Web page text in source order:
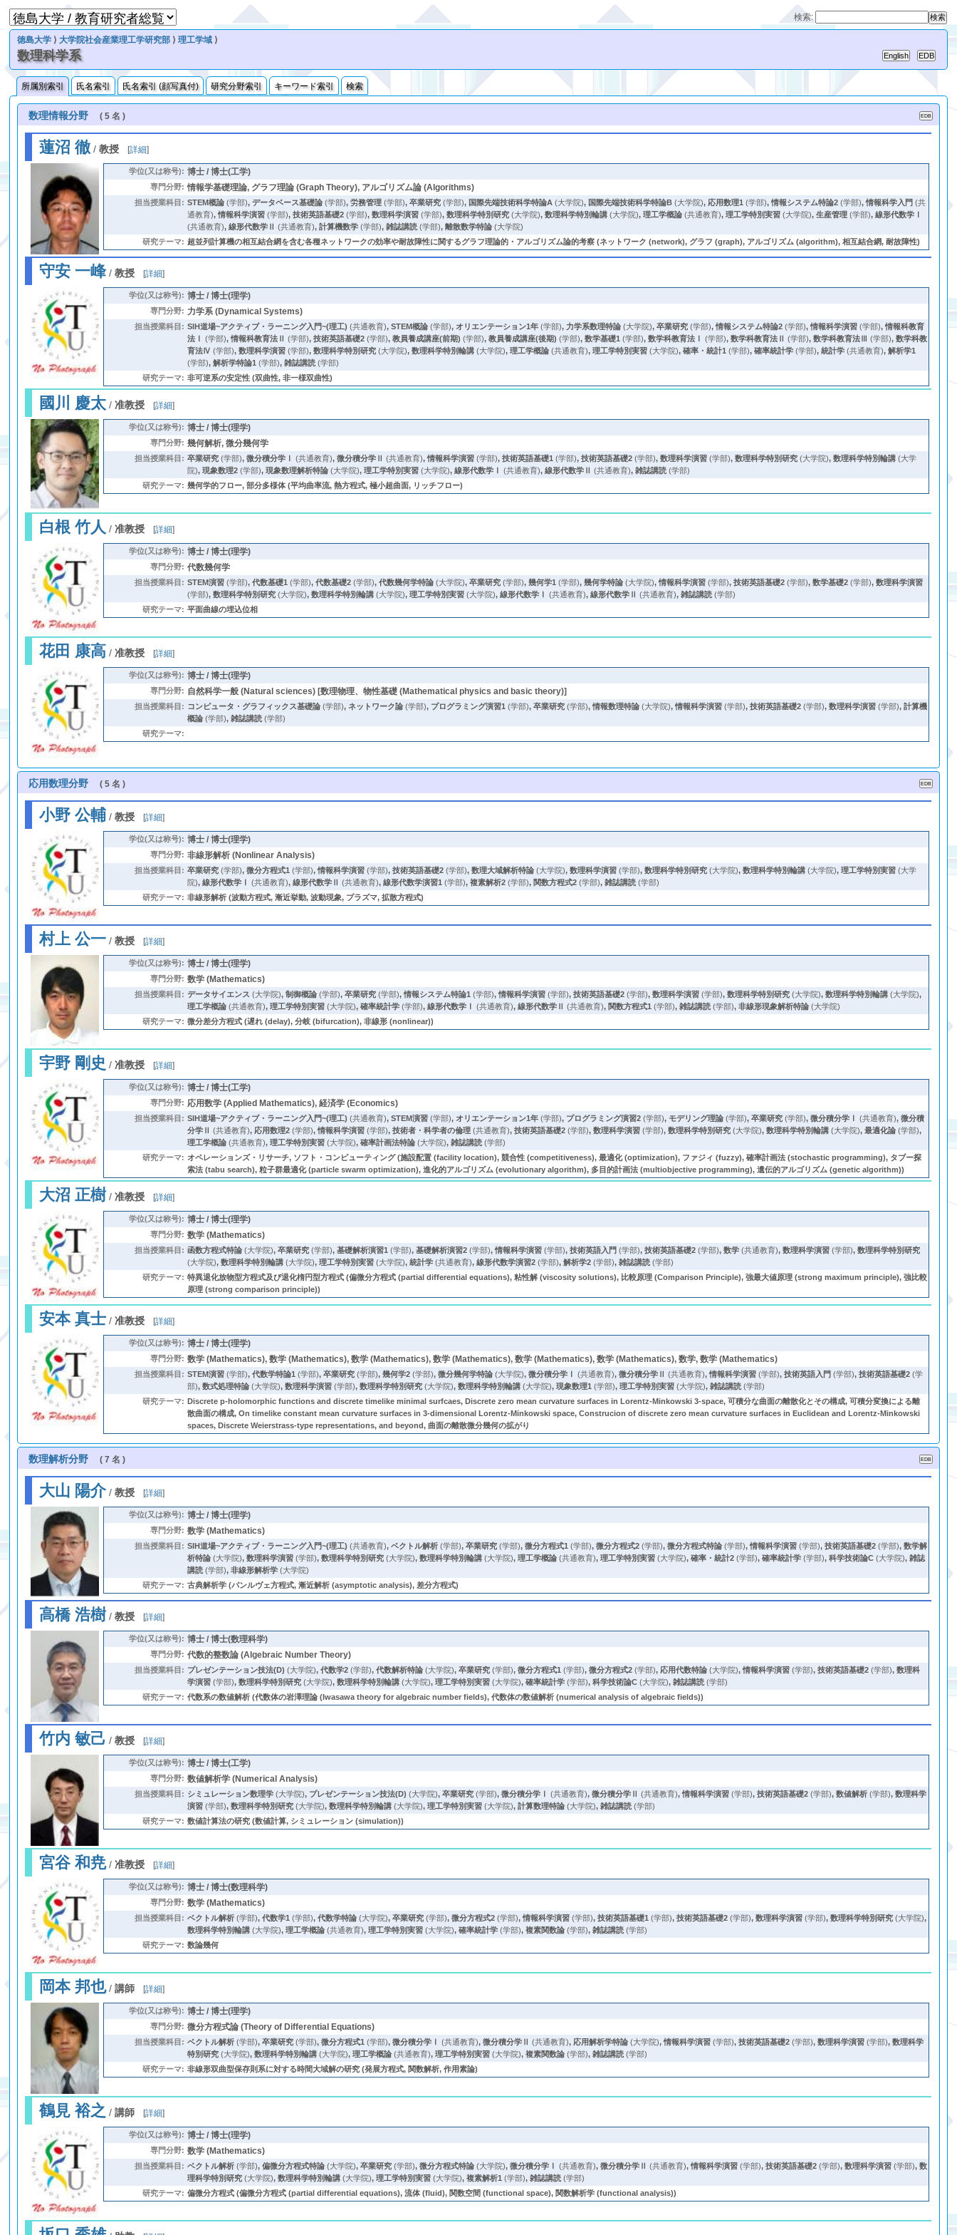
検索:
徳島大学 ⟩大学院社会産業理工学研究部 ⟩理工学域 ⟩
数理科学系
所属別索引 氏名索引 氏名索引 (顔写真付) 研究分野索引 キーワード索引 検索
数理情報分野 ( 5 名 )
蓮沼 徹 /教授 [詳細]
学位(又は称号): 博士 / 博士(工学)
専門分野: 情報学基礎理論, グラフ理論 (Graph Theory), アルゴリズム論 (Algorithms)
担当授業科目: STEM概論 (学部),データベース基礎論 (学部),労務管理 (学部),卒業研究 (学部), 国際先端技術科学特論A (大学院), 国際先端技術科学特論B (大学院), 応用数理1 (学部),情報システム特論2 (学部),情報科学入門 (共
通教育),情報科学演習 (学部),技術英語基礎2 (学部),数理科学演習 (学部),数理科学特別研究 (大学院),数理科学特別輪講 (大学院),理工学概論 (共通教育),理工学特別実習 (大学院),生産管理 (学部),線形代数学Ⅰ
(共通教育),線形代数学Ⅱ (共通教育),計算機数学 (学部),雑誌講読 (学部),離散数学特論 (大学院)
研究テーマ: 超並列計算機の相互結合網を含む各種ネットワークの効率や耐故障性に関するグラフ理論的・アルゴリズム論的考察 (ネットワーク (network), グラフ (graph), アルゴリズム (algorithm), 相互結合網, 耐故障性)
守安 一峰/教授 [詳細]
学位(又は称号): 博士 / 博士(理学)
専門分野: 力学系 (Dynamical Systems)
担当授業科目: SIH道場~アクティブ・ラーニング入門~(理工) (共通教育),STEM概論 (学部), オリエンテーション1年 (学部), 力学系数理特論 (大学院),卒業研究 (学部),情報システム特論2 (学部),情報科学演習 (学部),情報科教育
法Ⅰ (学部),情報科教育法Ⅱ (学部),技術英語基礎2 (学部),教員養成講座(前期) (学部),教員養成講座(後期) (学部),数学基礎1 (学部),数学科教育法Ⅰ (学部),数学科教育法Ⅱ (学部),数学科教育法Ⅲ (学部),数学科教
育法Ⅳ (学部),数理科学演習 (学部),数理科学特別研究 (大学院),数理科学特別輪講 (大学院),理工学概論 (共通教育),理工学特別実習 (大学院),確率・統計1 (学部),確率統計学 (学部),統計学 (共通教育),解析学1
(学部),解析学特論1 (学部),雑誌講読 (学部)
研究テーマ: 非可逆系の安定性 (双曲性, 非一様双曲性)
國川 慶太 /准教授 [詳細]
学位(又は称号): 博士 / 博士(理学)
専門分野: 幾何解析, 微分幾何学
担当授業科目: 卒業研究 (学部),微分積分学Ⅰ (共通教育),微分積分学Ⅱ (共通教育),情報科学演習 (学部),技術英語基礎1 (学部),技術英語基礎2 (学部),数理科学演習 (学部),数理科学特別研究 (大学院),数理科学特別輪講 (大学
院),現象数理2 (学部),現象数理解析特論 (大学院),理工学特別実習 (大学院),線形代数学Ⅰ (共通教育),線形代数学Ⅱ (共通教育),雑誌講読 (学部)
研究テーマ: 幾何学的フロー, 部分多様体 (平均曲率流, 熱方程式, 極小超曲面, リッチフロー)
白根 竹人 /准教授 [詳細]
学位(又は称号): 博士 / 博士(理学)
専門分野: 代数幾何学
担当授業科目: STEM演習 (学部),代数基礎1 (学部),代数基礎2 (学部),代数幾何学特論 (大学院),卒業研究 (学部),幾何学1 (学部),幾何学特論 (大学院),情報科学演習 (学部),技術英語基礎2 (学部),数学基礎2 (学部),数理科学演習
(学部),数理科学特別研究 (大学院),数理科学特別輪講 (大学院),理工学特別実習 (大学院),線形代数学Ⅰ (共通教育),線形代数学Ⅱ (共通教育),雑誌講読 (学部)
研究テーマ: 平面曲線の埋込位相
花田 康高 /准教授 [詳細]
学位(又は称号): 博士 / 博士(理学)
専門分野: 自然科学一般 (Natural sciences) [数理物理、物性基礎 (Mathematical physics and basic theory)]
担当授業科目: コンピュータ・グラフィックス基礎論 (学部),ネットワーク論 (学部), プログラミング演習1 (学部),卒業研究 (学部),情報数理特論 (大学院),情報科学演習 (学部),技術英語基礎2 (学部),数理科学演習 (学部),計算機
概論 (学部),雑誌講読 (学部)
研究テーマ:
応用数理分野 ( 5 名 )
小野 公輔 /教授 [詳細]
学位(又は称号): 博士 / 博士(理学)
専門分野: 非線形解析 (Nonlinear Analysis)
担当授業科目: 卒業研究 (学部),微分方程式1 (学部),情報科学演習 (学部),技術英語基礎2 (学部),数理大域解析特論 (大学院),数理科学演習 (学部),数理科学特別研究 (大学院),数理科学特別輪講 (大学院),理工学特別実習 (大学
院),線形代数学Ⅰ (共通教育),線形代数学Ⅱ (共通教育),線形代数学演習1 (学部),複素解析2 (学部), 関数方程式2 (学部),雑誌講読 (学部)
研究テーマ: 非線形解析 (波動方程式, 漸近挙動, 波動現象, プラズマ, 拡散方程式)
村上 公一 /教授 [詳細]
学位(又は称号): 博士 / 博士(理学)
専門分野: 数学 (Mathematics)
担当授業科目: データサイエンス (大学院),制御概論 (学部),卒業研究 (学部),情報システム特論1 (学部),情報科学演習 (学部),技術英語基礎2 (学部),数理科学演習 (学部),数理科学特別研究 (大学院),数理科学特別輪講 (大学院),
理工学概論 (共通教育),理工学特別実習 (大学院),確率統計学 (学部),線形代数学Ⅰ (共通教育),線形代数学Ⅱ (共通教育), 関数方程式1 (学部),雑誌講読 (学部),非線形現象解析特論 (大学院)
研究テーマ: 微分差分方程式 (遅れ (delay), 分岐 (bifurcation), 非線形 (nonlinear))
宇野 剛史 /准教授 [詳細]
学位(又は称号): 博士 / 博士(工学)
専門分野: 応用数学 (Applied Mathematics), 経済学 (Economics)
担当授業科目: SIH道場~アクティブ・ラーニング入門~(理工) (共通教育),STEM演習 (学部), オリエンテーション1年 (学部), プログラミング演習2 (学部), モデリング理論 (学部),卒業研究 (学部),微分積分学Ⅰ (共通教育),微分積
分学Ⅱ (共通教育), 応用数理2 (学部),情報科学演習 (学部),技術者・科学者の倫理 (共通教育),技術英語基礎2 (学部),数理科学演習 (学部),数理科学特別研究 (大学院),数理科学特別輪講 (大学院),最適化論 (学部),
理工学概論 (共通教育),理工学特別実習 (大学院),確率計画法特論 (大学院),雑誌講読 (学部)
研究テーマ: オペレーションズ・リサーチ, ソフト・コンピューティング (施設配置 (facility location), 競合性 (competitiveness), 最適化 (optimization), ファジィ (fuzzy), 確率計画法 (stochastic programming), タブー探
索法 (tabu search), 粒子群最適化 (particle swarm optimization), 進化的アルゴリズム (evolutionary algorithm), 多目的計画法 (multiobjective programming), 遺伝的アルゴリズム (genetic algorithm))
大沼 正樹 /准教授 [詳細]
学位(又は称号): 博士 / 博士(理学)
専門分野: 数学 (Mathematics)
担当授業科目: 函数方程式特論 (大学院),卒業研究 (学部),基礎解析演習1 (学部),基礎解析演習2 (学部),情報科学演習 (学部),技術英語入門 (学部),技術英語基礎2 (学部),数学 (共通教育),数理科学演習 (学部),数理科学特別研究
(大学院),数理科学特別輪講 (大学院),理工学特別実習 (大学院),統計学 (共通教育),線形代数学演習2 (学部),解析学2 (学部),雑誌講読 (学部)
研究テーマ: 特異退化放物型方程式及び退化楕円型方程式 (偏微分方程式 (partial differential equations), 粘性解 (viscosity solutions), 比較原理 (Comparison Principle), 強最大値原理 (strong maximum principle), 強比較
原理 (strong comparison principle))
安本 真士 /准教授 [詳細]
学位(又は称号): 博士 / 博士(理学)
専門分野: 数学 (Mathematics), 数学 (Mathematics), 数学 (Mathematics), 数学 (Mathematics), 数学 (Mathematics), 数学 (Mathematics), 数学, 数学 (Mathematics)
担当授業科目: STEM演習 (学部),代数学特論1 (学部),卒業研究 (学部),幾何学2 (学部),微分幾何学特論 (大学院),微分積分学Ⅰ (共通教育),微分積分学Ⅱ (共通教育),情報科学演習 (学部),技術英語入門 (学部),技術英語基礎2 (学
部),数式処理特論 (大学院),数理科学演習 (学部),数理科学特別研究 (大学院),数理科学特別輪講 (大学院),現象数理1 (学部),理工学特別実習 (大学院),雑誌講読 (学部)
研究テーマ: Discrete p-holomorphic functions and discrete timelike minimal surfcaes, Discrete zero mean curvature surfaces in Lorentz-Minkowski 3-space, 可積分な曲面の離散化とその構成, 可積分変換による離
散曲面の構成, On timelike constant mean curvature surfaces in 3-dimensional Lorentz-Minkowski space, Construcion of discrete zero mean curvature surfaces in Euclidean and Lorentz-Minkowski
spaces, Discrete Weierstrass-type representations, and beyond, 曲面の離散微分幾何の拡がり
数理解析分野 ( 7 名 )
大山 陽介/教授 [詳細]
学位(又は称号): 博士 / 博士(理学)
専門分野: 数学 (Mathematics)
担当授業科目: SIH道場~アクティブ・ラーニング入門~(理工) (共通教育),ベクトル解析 (学部),卒業研究 (学部),微分方程式1 (学部),微分方程式2 (学部),微分方程式特論 (学部),情報科学演習 (学部),技術英語基礎2 (学部),数学解
析特論 (大学院),数理科学演習 (学部),数理科学特別研究 (大学院),数理科学特別輪講 (大学院),理工学概論 (共通教育),理工学特別実習 (大学院),確率・統計2 (学部),確率統計学 (学部),科学技術論C (大学院),雑誌
講読 (学部),非線形解析学 (大学院)
研究テーマ: 古典解析学 (パンルヴェ方程式, 漸近解析 (asymptotic analysis), 差分方程式)
高橋 浩樹 /教授 [詳細]
学位(又は称号): 博士 / 博士(数理科学)
専門分野: 代数的整数論 (Algebraic Number Theory)
担当授業科目: プレゼンテーション技法(D) (大学院),代数学2 (学部),代数解析特論 (大学院),卒業研究 (学部),微分方程式1 (学部),微分方程式2 (学部), 応用代数特論 (大学院),情報科学演習 (学部),技術英語基礎2 (学部),数理科
学演習 (学部),数理科学特別研究 (大学院),数理科学特別輪講 (大学院),理工学特別実習 (大学院),確率統計学 (学部),科学技術論C (大学院),雑誌講読 (学部)
研究テーマ: 代数系の数値解析 (代数体の岩澤理論 (Iwasawa theory for algebraic number fields), 代数体の数値解析 (numerical analysis of algebraic fields))
竹内 敏己 /教授 [詳細]
学位(又は称号): 博士 / 博士(工学)
専門分野: 数値解析学 (Numerical Analysis)
担当授業科目: シミュレーション数理学 (大学院), プレゼンテーション技法(D) (大学院),卒業研究 (学部),微分積分学Ⅰ (共通教育),微分積分学Ⅱ (共通教育),情報科学演習 (学部),技術英語基礎2 (学部),数値解析 (学部),数理科学
演習 (学部),数理科学特別研究 (大学院),数理科学特別輪講 (大学院),理工学特別実習 (大学院),計算数理特論 (大学院),雑誌講読 (学部)
研究テーマ: 数値計算法の研究 (数値計算, シミュレーション (simulation))
宮谷 和尭/准教授 [詳細]
学位(又は称号): 博士 / 博士(数理科学)
専門分野: 数学 (Mathematics)
担当授業科目: ベクトル解析 (学部),代数学1 (学部),代数学特論 (大学院),卒業研究 (学部),微分方程式2 (学部),情報科学演習 (学部),技術英語基礎1 (学部),技術英語基礎2 (学部),数理科学演習 (学部),数理科学特別研究 (大学院),
数理科学特別輪講 (大学院),理工学概論 (共通教育),理工学特別実習 (大学院),確率統計学 (学部),複素関数論 (学部),雑誌講読 (学部)
研究テーマ: 数論幾何
岡本 邦也/講師 [詳細]
学位(又は称号): 博士 / 博士(理学)
専門分野: 微分方程式論 (Theory of Differential Equations)
担当授業科目: ベクトル解析 (学部),卒業研究 (学部),微分方程式1 (学部),微分積分学Ⅰ (共通教育),微分積分学Ⅱ (共通教育), 応用解析学特論 (大学院),情報科学演習 (学部),技術英語基礎2 (学部),数理科学演習 (学部),数理科学
特別研究 (大学院),数理科学特別輪講 (大学院),理工学概論 (共通教育),理工学特別実習 (大学院),複素関数論 (学部),雑誌講読 (学部)
研究テーマ: 非線形双曲型保存則系に対する時間大域解の研究 (発展方程式, 関数解析, 作用素論)
鶴見 裕之 /講師 [詳細]
学位(又は称号): 博士 / 博士(理学)
専門分野: 数学 (Mathematics)
担当授業科目: ベクトル解析 (学部),偏微分方程式特論 (大学院),卒業研究 (学部),微分方程式特論 (大学院),微分積分学Ⅰ (共通教育),微分積分学Ⅱ (共通教育),情報科学演習 (学部),技術英語基礎2 (学部),数理科学演習 (学部),数
理科学特別研究 (大学院),数理科学特別輪講 (大学院),理工学特別実習 (大学院),複素解析1 (学部),雑誌講読 (学部)
研究テーマ: 偏微分方程式 (偏微分方程式 (partial differential equations), 流体 (fluid), 関数空間 (functional space), 関数解析学 (functional analysis))